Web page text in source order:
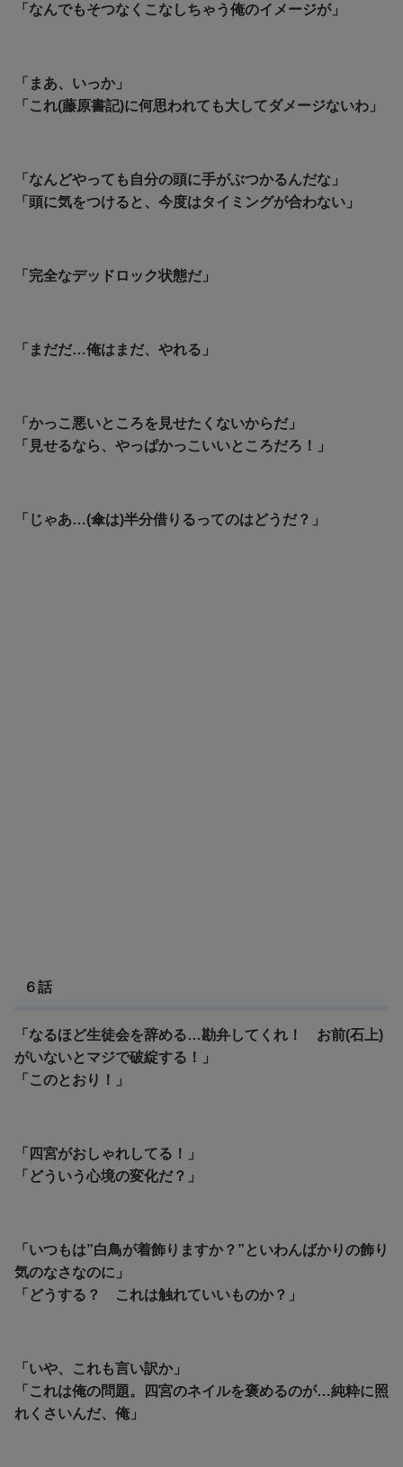
「なんでもそつなくこなしちゃう俺のイメージが」
「まあ、いっか」
「これ(藤原書記)に何思われても大してダメージないわ」
「なんどやっても自分の頭に手がぶつかるんだな」
「頭に気をつけると、今度はタイミングが合わない」
「完全なデッドロック状態だ」
「まだだ…俺はまだ、やれる」
「かっこ悪いところを見せたくないからだ」
「見せるなら、やっぱかっこいいところだろ！」
「じゃあ…(傘は)半分借りるってのはどうだ？」
６話
「なるほど生徒会を辞める…勘弁してくれ！ お前(石上)
がいないとマジで破綻する！」
「このとおり！」
「四宮がおしゃれしてる！」
「どういう心境の変化だ？」
「 いつもは”白鳥が着飾りますか？”といわんばかりの飾り
気のなさなのに」
「 どうする？ これは触れていいものか？」
「いや、これも言い訳か」
「 これは俺の問題。四宮のネイルを褒めるのが…純粋に照
れくさいんだ、俺」